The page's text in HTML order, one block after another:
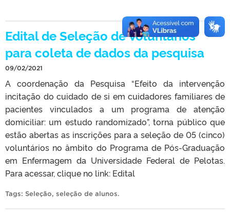
Edital de Seleção de Voluntários
para coleta de dados da pesquisa
09/02/2021
A coordenação da Pesquisa “Efeito da intervenção
incitação do cuidado de si em cuidadores familiares de
pacientes vinculados a um programa de atenção
domiciliar: um estudo randomizado”, torna público que
estão abertas as inscrições para a seleção de 05 (cinco)
voluntários no âmbito do Programa de Pós-Graduação
em Enfermagem da Universidade Federal de Pelotas.
Para acessar, clique no link: Edital
Tags: Seleção, seleção de alunos.